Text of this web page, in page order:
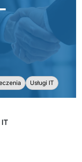
Usługi IT
IT